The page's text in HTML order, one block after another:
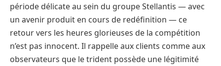
période délicate au sein du groupe Stellantis — avec
un avenir produit en cours de redéfinition — ce
retour vers les heures glorieuses de la compétition
n’est pas innocent. Il rappelle aux clients comme aux
observateurs que le trident possède une légitimité